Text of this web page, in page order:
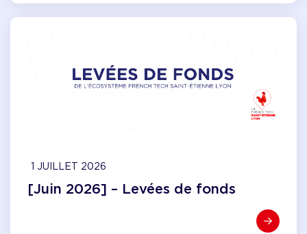
1 JUILLET 2026
[Juin 2026] – Levées de fonds